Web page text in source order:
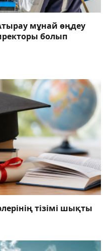
мұнай өңдеу
болып
тізімі шықты